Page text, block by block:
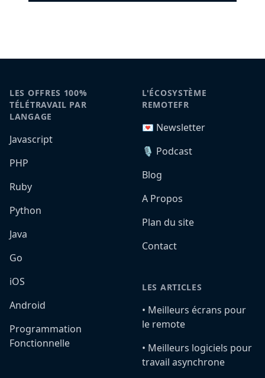
LES OFFRES 100%
TÉLÉTRAVAIL PAR
LANGAGE
Javascript
PHP
Ruby
Python
Java
Go
iOS
Android
Programmation
Fonctionnelle
L'ÉCOSYSTÈME
REMOTEFR
💌 Newsletter
🎙️ Podcast
Blog
A Propos
Plan du site
Contact
LES ARTICLES
•️ Meilleurs écrans pour
le remote
•️ Meilleurs logiciels pour
travail asynchrone